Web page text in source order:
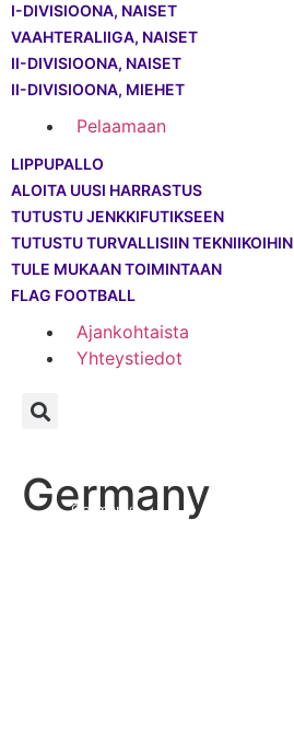
VAAHTERALIIGA, NAISET
II-DIVISIOONA, MIEHET
I-DIVISIOONA, NAISET
II-DIVISIOONA, NAISET
Pelaamaan
LIPPUPALLO
ALOITA UUSI HARRASTUS
TUTUSTU JENKKIFUTIKSEEN
TUTUSTU TURVALLISIIN TEKNIIKOIHIN
TULE MUKAAN TOIMINTAAN
FLAG FOOTBALL
Ajankohtaista
Yhteystiedot
Germany
Germany